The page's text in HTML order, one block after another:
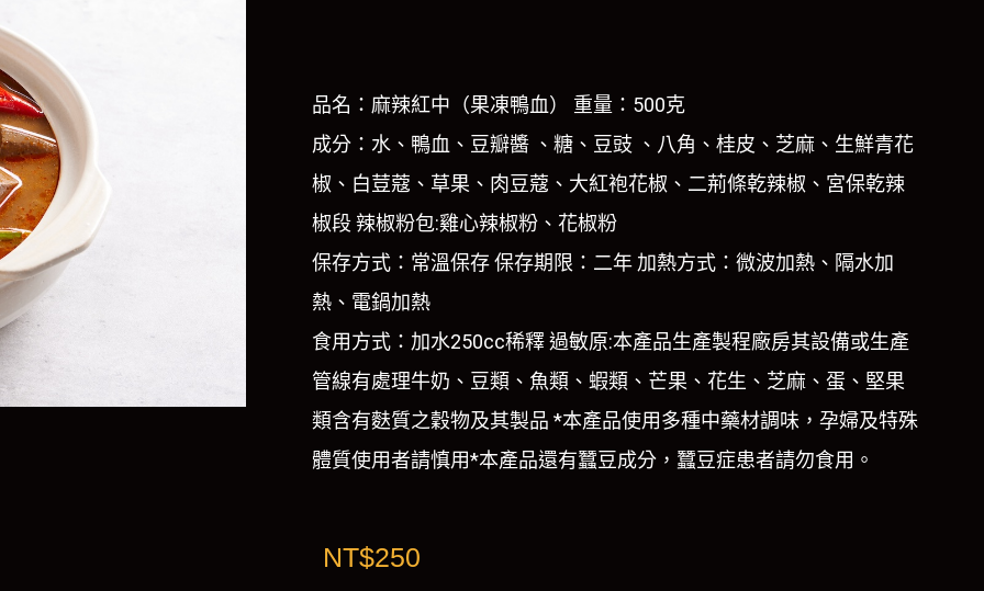
品名：麻辣紅中（果凍鴨血） 重量：500克
成分：水、鴨血、豆瓣醬 、糖、豆豉 、八角、桂皮、芝麻、生鮮青花
椒、白荳蔻、草果、肉豆蔻、大紅袍花椒、二荊條乾辣椒、宮保乾辣
椒段 辣椒粉包:雞心辣椒粉、花椒粉
保存方式：常溫保存 保存期限：二年 加熱方式：微波加熱、隔水加
熱、電鍋加熱
食用方式：加水250cc稀釋 過敏原:本產品生產製程廠房其設備或生產
管線有處理牛奶、豆類、魚類、蝦類、芒果、花生、芝麻、蛋、堅果
類含有麩質之穀物及其製品 *本產品使用多種中藥材調味，孕婦及特殊
體質使用者請慎用*本產品還有蠶豆成分，蠶豆症患者請勿食用。
NT$250